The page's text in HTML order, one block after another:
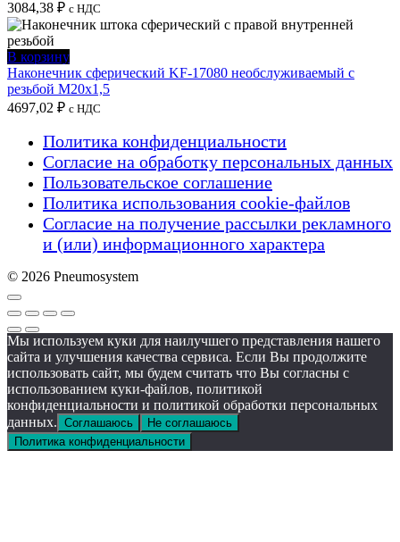
3084,38 ₽ с НДС
В корзину
Наконечник сферический KF-17080 необслуживаемый с
резьбой M20x1,5
4697,02 ₽ с НДС
Политика конфиденциальности
Согласие на обработку персональных данных
Пользовательское соглашение
Политика использования cookie-файлов
Согласие на получение рассылки рекламного
и (или) информационного характера
© 2026 Pneumosystem
Мы используем куки для наилучшего представления нашего
сайта и улучшения качества сервиса. Если Вы продолжите
использовать сайт, мы будем считать что Вы согласны с
использованием куки-файлов, политикой
конфиденциальности и политикой обработки персональных
данных. Соглашаюсь
Не соглашаюсь
Политика конфиденциальности